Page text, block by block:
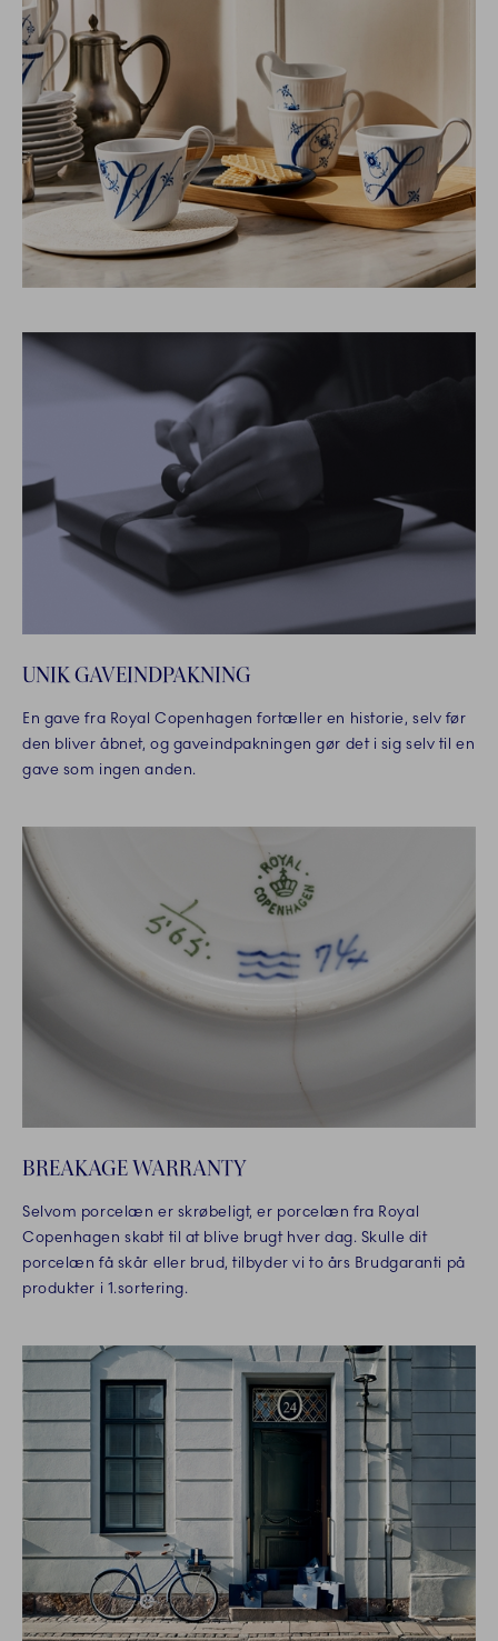
UNIK GAVEINDPAKNING
En gave fra Royal Copenhagen fortæller en historie, selv før
den bliver åbnet, og gaveindpakningen gør det i sig selv til en
gave som ingen anden.
BREAKAGE WARRANTY
Selvom porcelæn er skrøbeligt, er porcelæn fra Royal
Copenhagen skabt til at blive brugt hver dag. Skulle dit
porcelæn få skår eller brud, tilbyder vi to års Brudgaranti på
produkter i 1.sortering.